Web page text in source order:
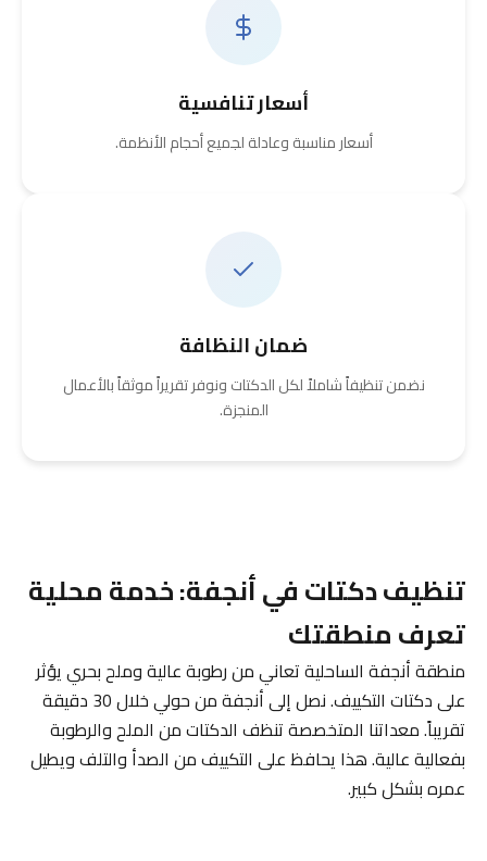
أسعار تنافسية
أسعار مناسبة وعادلة لجميع أحجام الأنظمة.
ضمان النظافة
نضمن تنظيفاً شاملاً لكل الدكتات ونوفر تقريراً موثقاً بالأعمال
المنجزة.
تنظيف دكتات في أنجفة: خدمة محلية
تعرف منطقتك
منطقة أنجفة الساحلية تعاني من رطوبة عالية وملح بحري يؤثر
على دكتات التكييف. نصل إلى أنجفة من حولي خلال 30 دقيقة
تقريباً. معداتنا المتخصصة تنظف الدكتات من الملح والرطوبة
بفعالية عالية. هذا يحافظ على التكييف من الصدأ والتلف ويطيل
عمره بشكل كبير.